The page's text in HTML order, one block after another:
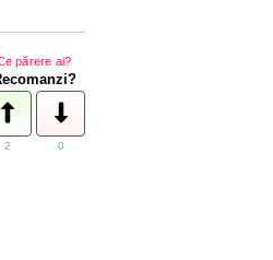
părere ai?
2 0